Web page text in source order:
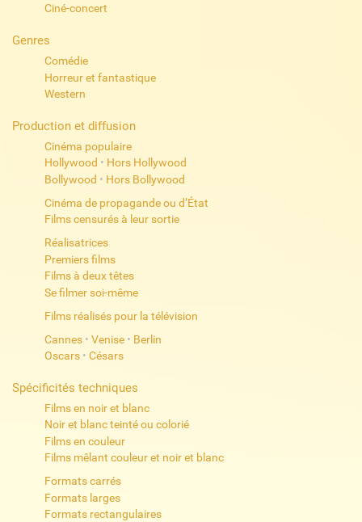
Ciné-concert
Genres
Comédie
Horreur et fantastique
Western
Production et diffusion
Cinéma populaire
Hollywood • Hors Hollywood
Bollywood • Hors Bollywood
Cinéma de propagande ou d’État
Films censurés à leur sortie
Réalisatrices
Premiers films
Films à deux têtes
Se filmer soi-même
Films réalisés pour la télévision
Cannes • Venise • Berlin
Oscars • Césars
Spécificités techniques
Films en noir et blanc
Noir et blanc teinté ou colorié
Films en couleur
Films mêlant couleur et noir et blanc
Formats carrés
Formats larges
Formats rectangulaires